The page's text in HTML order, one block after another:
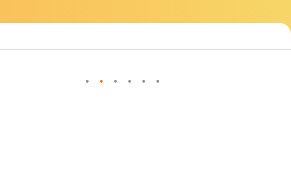
· · · · · ·